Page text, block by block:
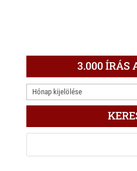
3.000 ÍRÁS
3.000
ÍRÁS
BLOGON